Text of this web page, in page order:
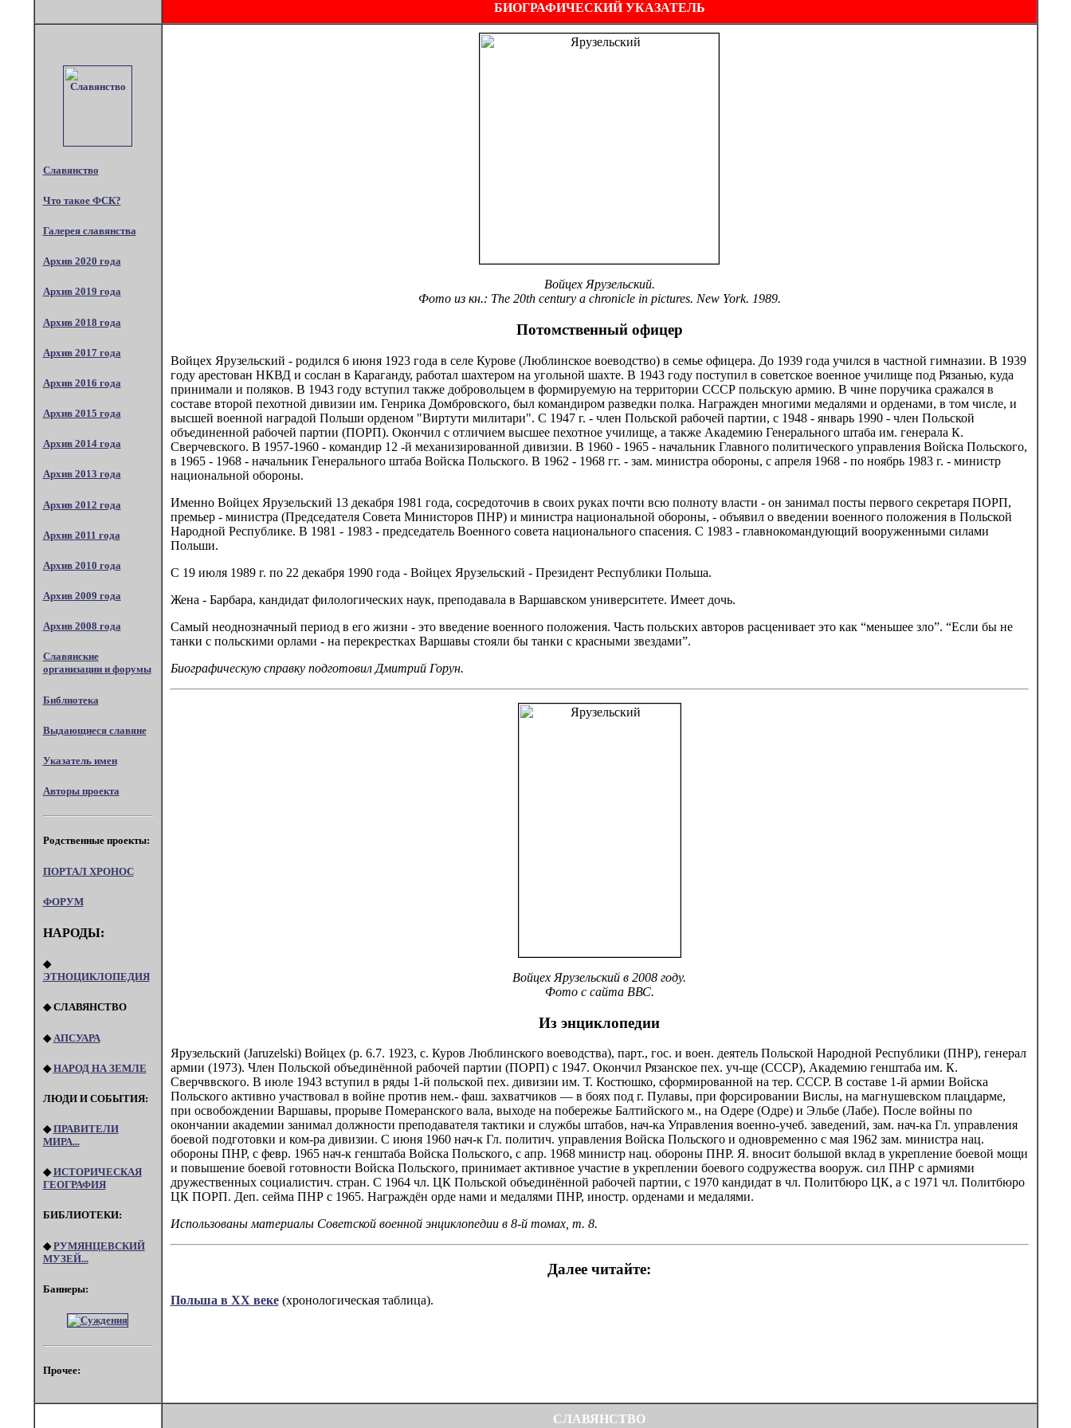
БИОГРАФИЧЕСКИЙ УКАЗАТЕЛЬ
Славянство
Что такое ФСК?
Галерея славянства
Архив 2020 года
Архив 2019 года
Архив 2018 года
Архив 2017 года
Архив 2016 года
Архив 2015 года
Архив 2014 года
Архив 2013 года
Архив 2012 года
Архив 2011 года
Архив 2010 года
Архив 2009 года
Архив 2008 года
Славянские
организации и форумы
Библиотека
Выдающиеся славяне
Указатель имен
Авторы проекта
Родственные проекты:
ПОРТАЛ XPOHOC
ФОРУМ
НАРОДЫ:
◆
ЭТНОЦИКЛОПЕДИЯ
◆ СЛАВЯНСТВО
◆ АПСУАРА
◆НАРОД НА ЗЕМЛЕ
ЛЮДИ И СОБЫТИЯ:
◆ПРАВИТЕЛИ
МИРА...
◆ИСТОРИЧЕСКАЯ
ГЕОГРАФИЯ
БИБЛИОТЕКИ:
◆РУМЯНЦЕВСКИЙ
МУЗЕЙ...
Баннеры:
Прочее:
Войцех Ярузельский.
Фото из кн.: The 20th century a chronicle in pictures. New York. 1989.
Потомственный офицер
Войцех Ярузельский - родился 6 июня 1923 года в селе Курове (Люблинское воеводство) в семье офицера. До 1939 года учился в частной гимназии. В 1939
году арестован НКВД и сослан в Караганду, работал шахтером на угольной шахте. В 1943 году поступил в советское военное училище под Рязанью, куда
принимали и поляков. В 1943 году вступил также добровольцем в формируемую на территории СССР польскую армию. В чине поручика сражался в
составе второй пехотной дивизии им. Генрика Домбровского, был командиром разведки полка. Награжден многими медалями и орденами, в том числе, и
высшей военной наградой Польши орденом "Виртути милитари". С 1947 г. - член Польской рабочей партии, с 1948 - январь 1990 - член Польской
объединенной рабочей партии (ПОРП). Окончил с отличием высшее пехотное училище, а также Академию Генерального штаба им. генерала К.
Сверчевского. В 1957-1960 - командир 12 -й механизированной дивизии. В 1960 - 1965 - начальник Главного политического управления Войска Польского,
в 1965 - 1968 - начальник Генерального штаба Войска Польского. В 1962 - 1968 гг. - зам. министра обороны, с апреля 1968 - по ноябрь 1983 г. - министр
национальной обороны.
Именно Войцех Ярузельский 13 декабря 1981 года, сосредоточив в своих руках почти всю полноту власти - он занимал посты первого секретаря ПОРП,
премьер - министра (Председателя Совета Министоров ПНР) и министра национальной обороны, - объявил о введении военного положения в Польской
Народной Республике. В 1981 - 1983 - председатель Военного совета национального спасения. С 1983 - главнокомандующий вооруженными силами
Польши.
С 19 июля 1989 г. по 22 декабря 1990 года - Войцех Ярузельский - Президент Республики Польша.
Жена - Барбара, кандидат филологических наук, преподавала в Варшавском университете. Имеет дочь.
Самый неоднозначный период в его жизни - это введение военного положения. Часть польских авторов расценивает это как “меньшее зло”. “Если бы не
танки с польскими орлами - на перекрестках Варшавы стояли бы танки с красными звездами”.
Биографическую справку подготовил Дмитрий Горун.
Войцех Ярузельский в 2008 году.
Фото с сайта ВВС.
Из энциклопедии
Ярузельский (Jaruzelski) Войцех (р. 6.7. 1923, с. Куров Люблинского воеводства), парт., гос. и воен. деятель Польской Народной Республики (ПНР), генерал
армии (1973). Член Польской объединённой рабочей партии (ПОРП) с 1947. Окончил Рязанское пех. уч-ще (СССР), Академию генштаба им. К.
Сверчввского. В июле 1943 вступил в ряды 1-й польской пех. дивизии им. Т. Костюшко, сформированной на тер. СССР. В составе 1-й армии Войска
Польского активно участвовал в войне против нем.- фаш. захватчиков — в боях под г. Пулавы, при форсировании Вислы, на магнушевском плацдарме,
при освобождении Варшавы, прорыве Померанского вала, выходе на побережье Балтийского м., на Одере (Одре) и Эльбе (Лабе). После войны по
окончании академии занимал должности преподавателя тактики и службы штабов, нач-ка Управления военно-учеб. заведений, зам. нач-ка Гл. управления
боевой подготовки и ком-ра дивизии. С июня 1960 нач-к Гл. политич. управления Войска Польского и одновременно с мая 1962 зам. министра нац.
обороны ПНР, с февр. 1965 нач-к генштаба Войска Польского, с апр. 1968 министр нац. обороны ПНР. Я. вносит большой вклад в укрепление боевой мощи
и повышение боевой готовности Войска Польского, принимает активное участие в укреплении боевого содружества вооруж. сил ПНР с армиями
дружественных социалистич. стран. С 1964 чл. ЦК Польской объединённой рабочей партии, с 1970 кандидат в чл. Политбюро ЦК, а с 1971 чл. Политбюро
ЦК ПОРП. Деп. сейма ПНР с 1965. Награждён орде нами и медалями ПНР, иностр. орденами и медалями.
Использованы материалы Советской военной энциклопедии в 8-й томах, т. 8.
Далее читайте:
Польша в XX веке(хронологическая таблица).
СЛАВЯНСТВО